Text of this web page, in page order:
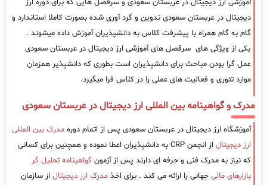
آموزشی ارز دیجیتال در عربستان سعودی و سرفصل هایی که برای دوره ارز
دیجیتال در عربستان سعودی تدوین و گرد آوری شده بصورت کاملا استاندارد و
گام به گام همراه با پیشرفت کلاس به دانشپذیران آموزش داده میشوند .
یکی از ویژگی های سرفصل های آموزشی ارز دیجیتال در عربستان سعودی
عمل گرا بودن مباحث برای دانشپذیران است بطوری که دانشپذیر همزمان
موارد تئوری و فعالیت های عملی را در کلاس فرا میگیرد.
مدرک و گواهینامه بین المللی ارز دیجیتال در عربستان سعودی
آموزشگاه ارز دیجیتال در عربستان سعودی پس از اتمام دوره مدرک بین المللی
ارز دیجیتال
از انجمن CRP به دانشپذیران اعطا نموده و همچنین برای کسانی
که نیاز به مدرک فنی و حرفه ای دارند پس از آزمون گواهینامه تحلیل گر
بازارهای مالی جهانی را ارائه می کند . برای اخذ مدرک ارز دیجیتال از سازمان